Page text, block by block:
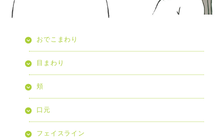
おでこまわり
目まわり
頬
口元
フェイスライン